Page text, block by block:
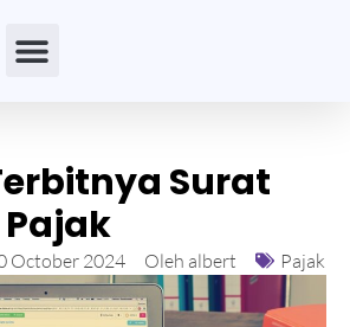
Surat
October 2024 Oleh albert Pajak